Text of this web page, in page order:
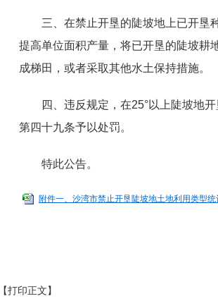
三、在禁止开垦的陡坡地上已开垦
提高单位面积产量，将已开垦的陡坡耕
成梯田，或者采取其他水土保持措施。
四、违反规定，在25°以上陡坡地
第四十九条予以处罚。
特此公告。
附件一、沙湾市禁止开垦陡坡地土地利用类型
【打印正文】